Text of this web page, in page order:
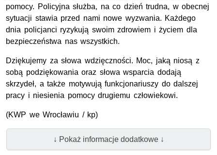
pomocy. Policyjna służba, na co dzień trudna, w obecnej
sytuacji stawia przed nami nowe wyzwania. Każdego
dnia policjanci ryzykują swoim zdrowiem i życiem dla
bezpieczeństwa nas wszystkich.
Dziękujemy za słowa wdzięczności. Moc, jaką niosą z
sobą podziękowania oraz słowa wsparcia dodają
skrzydeł, a także motywują funkcjonariuszy do dalszej
pracy i niesienia pomocy drugiemu człowiekowi.
(KWP we Wrocławiu / kp)
↓ Pokaż informacje dodatkowe ↓